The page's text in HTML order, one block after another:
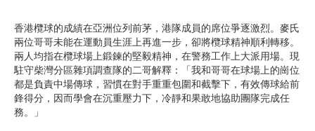
香港欖球的成績在亞洲位列前茅，港隊成員的席位爭逐激烈。麥氏
兩位哥哥未能在運動員生涯上再進一步，卻將欖球精神順利轉移。
兩人均指在欖球場上鍛鍊的堅毅精神，在警務工作上大派用場。現
駐守柴灣分區雜項調查隊的二哥解釋：「我和哥哥在球場上的崗位
都是負責中場傳球，習慣在對手重重包圍和截擊下，有效傳球給前
鋒得分，因而學會在沉重壓力下，冷靜和果敢地協助團隊完成任
務。」